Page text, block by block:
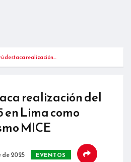
destaca realización…
realización del
en Lima como
MICE
2025 EVENTOS